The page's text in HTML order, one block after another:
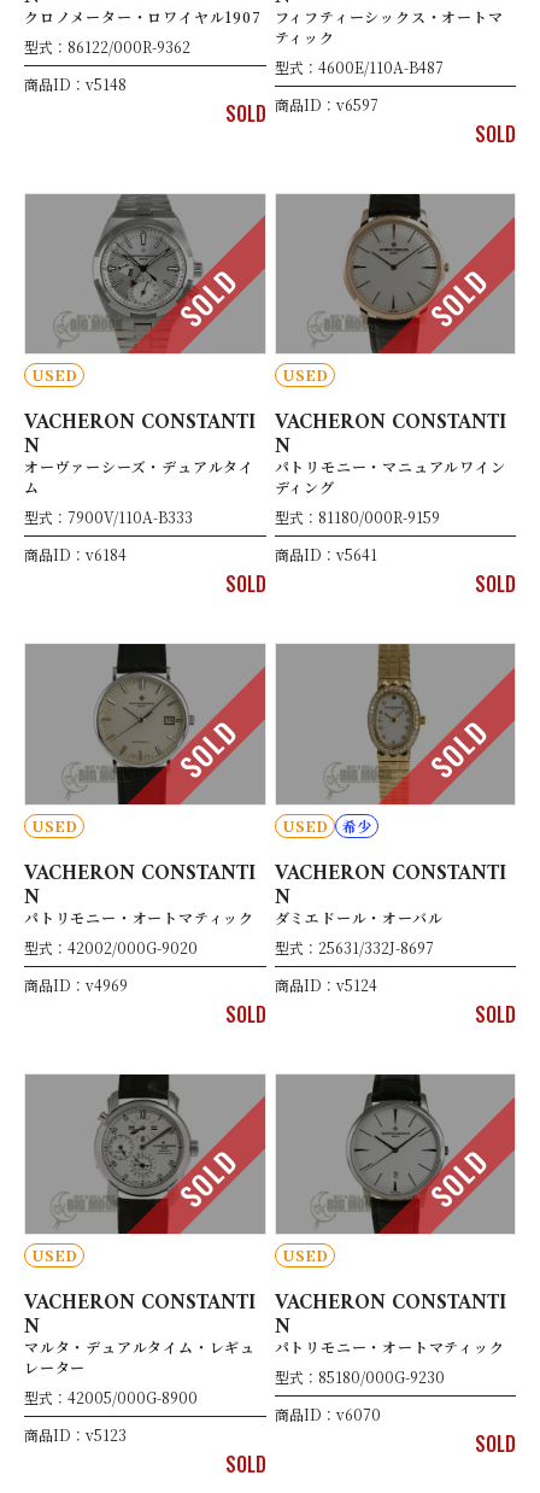
クロノメーター・ロワイヤル1907
型式：86122/000R-9362
商品ID：v5148
SOLD
フィフティーシックス・オートマ
ティック
型式：4600E/110A-B487
商品ID：v6597
SOLD
SOLD
USED
VACHERON CONSTANTI
N
オーヴァーシーズ・デュアルタイ
ム
型式：7900V/110A-B333
商品ID：v6184
SOLD
SOLD
USED
VACHERON CONSTANTI
N
パトリモニー・マニュアルワイン
ディング
型式：81180/000R-9159
商品ID：v5641
SOLD
SOLD
USED
VACHERON CONSTANTI
N
パトリモニー・オートマティック
型式：42002/000G-9020
商品ID：v4969
SOLD
SOLD
USED 希少
VACHERON CONSTANTI
N
ダミエドール・オーバル
型式：25631/332J-8697
商品ID：v5124
SOLD
SOLD
USED
VACHERON CONSTANTI
N
マルタ・デュアルタイム・レギュ
レーター
型式：42005/000G-8900
商品ID：v5123
SOLD
SOLD
USED
VACHERON CONSTANTI
N
パトリモニー・オートマティック
型式：85180/000G-9230
商品ID：v6070
SOLD